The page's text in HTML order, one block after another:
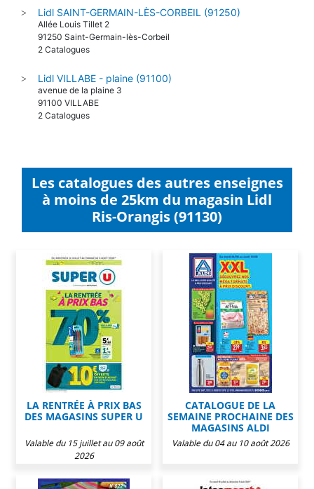
> Lidl SAINT-GERMAIN-LÈS-CORBEIL (91250)
Allée Louis Tillet 2
91250 Saint-Germain-lès-Corbeil
2 Catalogues
> Lidl VILLABE - plaine (91100)
avenue de la plaine 3
91100 VILLABE
2 Catalogues
Les catalogues des autres enseignes
à moins de 25km du magasin Lidl
Ris-Orangis (91130)
LA RENTRÉE À PRIX BAS
DES MAGASINS SUPER U
Valable du 15 juillet au 09 août
2026
CATALOGUE DE LA
SEMAINE PROCHAINE DES
MAGASINS ALDI
Valable du 04 au 10 août 2026